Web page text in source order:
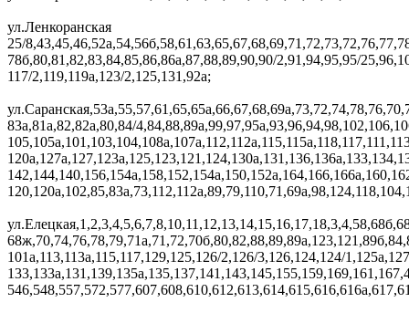
ул.Ленкоранская
25/
78б,80,81,82,83,84,85,86,86а,87,88,89,90,90/2,91,94,95,95/
117/2,119,119а,123/2,125,131,92а;
83а,81а,82,82а,80,84/
101а,113,113а,115,117,129,125,126/2,126/3,126,124,124/